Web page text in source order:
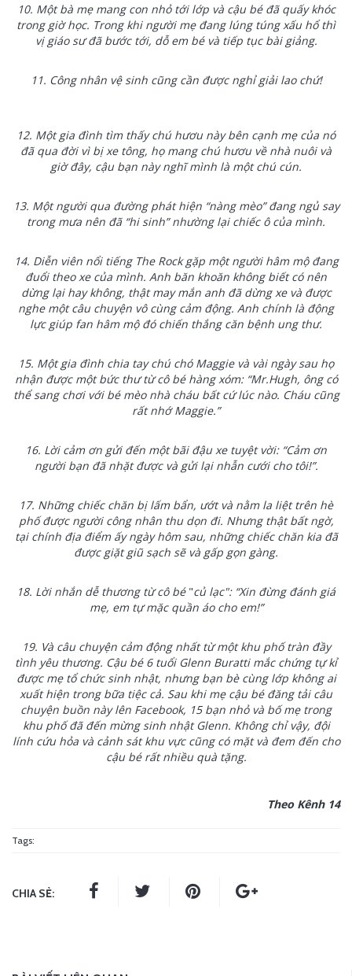
10. Một bà mẹ mang con nhỏ tới lớp và cậu bé đã quấy khóc
trong giờ học. Trong khi người mẹ đang lúng túng xấu hổ thì
vị giáo sư đã bước tới, dỗ em bé và tiếp tục bài giảng.
11. Công nhân vệ sinh cũng cần được nghỉ giải lao chứ!
12. Một gia đình tìm thấy chú hươu này bên cạnh mẹ của nó
đã qua đời vì bị xe tông, họ mang chú hươu về nhà nuôi và
giờ đây, cậu bạn này nghĩ mình là một chú cún.
13. Một người qua đường phát hiện “nàng mèo” đang ngủ say
trong mưa nên đã “hi sinh” nhường lại chiếc ô của mình.
14. Diễn viên nổi tiếng The Rock gặp một người hâm mộ đang
đuổi theo xe của mình. Anh băn khoăn không biết có nên
dừng lại hay không, thật may mắn anh đã dừng xe và được
nghe một câu chuyện vô cùng cảm động. Anh chính là động
lực giúp fan hâm mộ đó chiến thắng căn bệnh ung thư.
15. Một gia đình chia tay chú chó Maggie và vài ngày sau họ
nhận được một bức thư từ cô bé hàng xóm: “Mr.Hugh, ông có
thể sang chơi với bé mèo nhà cháu bất cứ lúc nào. Cháu cũng
rất nhớ Maggie.”
16. Lời cảm ơn gửi đến một bãi đậu xe tuyệt vời: “Cảm ơn
người bạn đã nhặt được và gửi lại nhẫn cưới cho tôi!”.
17. Những chiếc chăn bị lấm bẩn, ướt và nằm la liệt trên hè
phố được người công nhân thu dọn đi. Nhưng thật bất ngờ,
tại chính địa điểm ấy ngày hôm sau, những chiếc chăn kia đã
được giặt giũ sạch sẽ và gấp gọn gàng.
18. Lời nhắn dễ thương từ cô bé"củ lạc": “Xin đừng đánh giá
mẹ, em tự mặc quần áo cho em!”
19. Và câu chuyện cảm động nhất từ một khu phố tràn đầy
tình yêu thương. Cậu bé 6 tuổi Glenn Buratti mắc chứng tự kỉ
được mẹ tổ chức sinh nhật, nhưng bạn bè cùng lớp không ai
xuất hiện trong bữa tiệc cả. Sau khi mẹ cậu bé đăng tải câu
chuyện buồn này lên Facebook, 15 bạn nhỏ và bố mẹ trong
khu phố đã đến mừng sinh nhật Glenn. Không chỉ vậy, đội
lính cứu hỏa và cảnh sát khu vực cũng có mặt và đem đến cho
cậu bé rất nhiều quà tặng.
Theo Kênh 14
Tags:
CHIA SẺ: